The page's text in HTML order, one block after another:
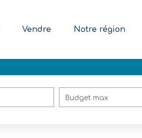
Vendre Notre région
Budget max